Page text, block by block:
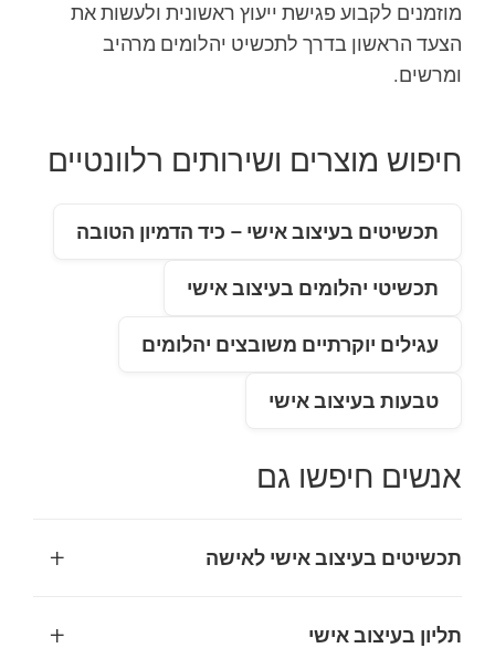
מוזמנים לקבוע פגישת ייעוץ ראשונית ולעשות את
הצעד הראשון בדרך לתכשיט יהלומים מרהיב
ומרשים.
חיפוש מוצרים ושירותים רלוונטיים
תכשיטים בעיצוב אישי – כיד הדמיון הטובה
תכשיטי יהלומים בעיצוב אישי
עגילים יוקרתיים משובצים יהלומים
טבעות בעיצוב אישי
אנשים חיפשו גם
תכשיטים בעיצוב אישי לאישה +
האישיות והסגנון הייחודי שלה, ולהפוך מתנה לרגע בלתי
תליון בעיצוב אישי +